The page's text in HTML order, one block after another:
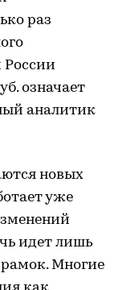
раз
России
означает
аналитик
новых
уже
идет лишь
Многие